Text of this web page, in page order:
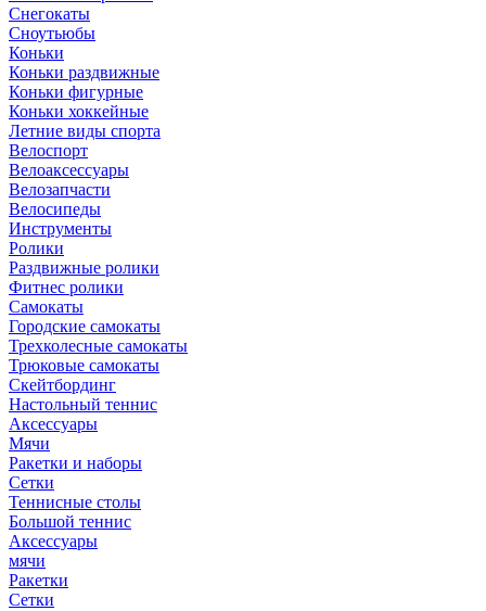
Снегокаты
Сноутьюбы
Коньки
Коньки раздвижные
Коньки фигурные
Коньки хоккейные
Летние виды спорта
Велоспорт
Велоаксессуары
Велозапчасти
Велосипеды
Инструменты
Ролики
Раздвижные ролики
Фитнес ролики
Самокаты
Городские самокаты
Трехколесные самокаты
Трюковые самокаты
Скейтбординг
Настольный теннис
Аксессуары
Мячи
Ракетки и наборы
Сетки
Теннисные столы
Большой теннис
Аксессуары
мячи
Ракетки
Сетки